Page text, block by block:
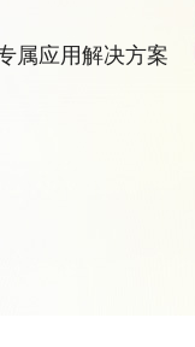
属应用解决方案